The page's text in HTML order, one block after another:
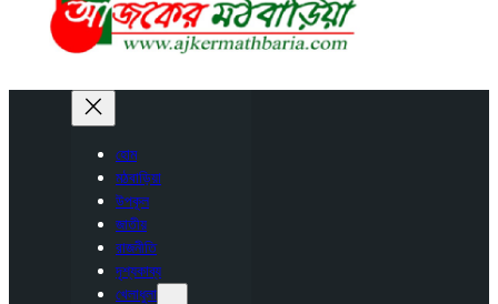
হোম
মঠবাড়িয়া
উপকূল
জাতীয়
রাজনীতি
দৃশ্যকাব্য
খেলাধুলা